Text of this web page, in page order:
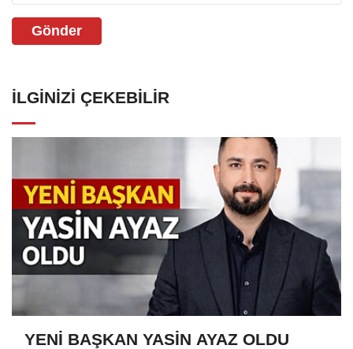
Gönder
İLGINIZI ÇEKEBILIR
YENİ BAŞKAN YASİN AYAZ OLDU